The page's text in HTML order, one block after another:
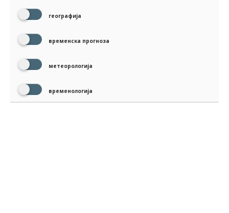
географија
временска прогноза
метеорологија
временологија